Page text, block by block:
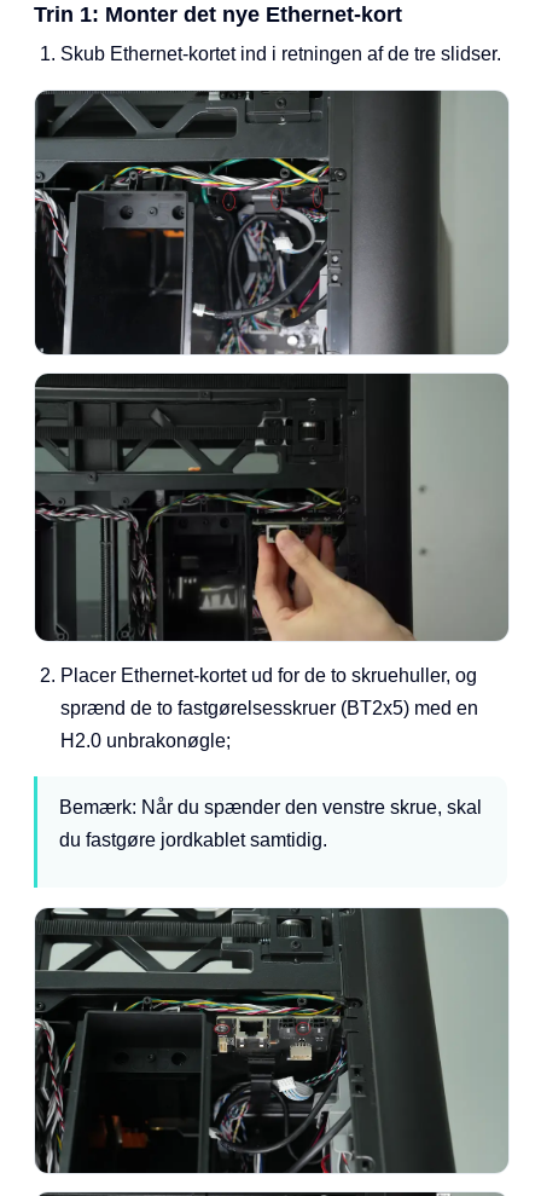
Trin 1: Monter det nye Ethernet-kort
Skub Ethernet-kortet ind i retningen af de tre slidser.
Placer Ethernet-kortet ud for de to skruehuller, og
sprænd de to fastgørelsesskruer (BT2x5) med en
H2.0 unbrakonøgle;
Bemærk: Når du spænder den venstre skrue, skal
du fastgøre jordkablet samtidig.